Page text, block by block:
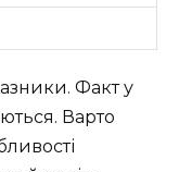
Факт у
Варто